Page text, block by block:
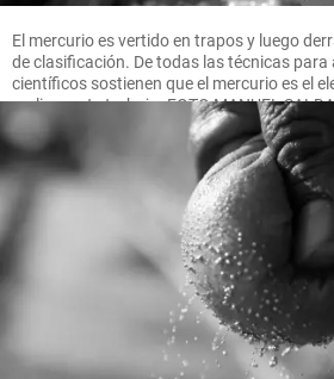
El mercurio es vertido en trapos y luego
de clasificación. De todas las técnicas
científicos sostienen que el mercurio es el
realizar este trabajo. FOTO MANUEL